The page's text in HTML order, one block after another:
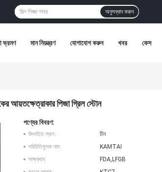
অনুসন্ধান করুন
ভ্রমণ মান নিয়ন্ত্রণ যোগাযোগ করুন খবর কেস
আয়তক্ষেত্রাকার পিজা গ্রিল স্টোন
পণ্যের বিবরণ:
উৎপত্তি স্থল:
চীন
পরিচিতিমুলক নাম:
KAMTAI
সাক্ষ্যদান:
FDA,LFGB